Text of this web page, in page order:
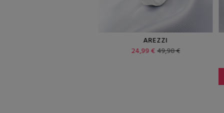
VILLARETTA
22,49 €44,98 €